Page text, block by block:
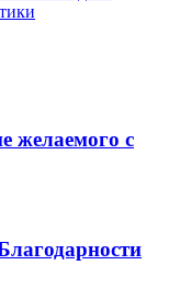
желаемого с